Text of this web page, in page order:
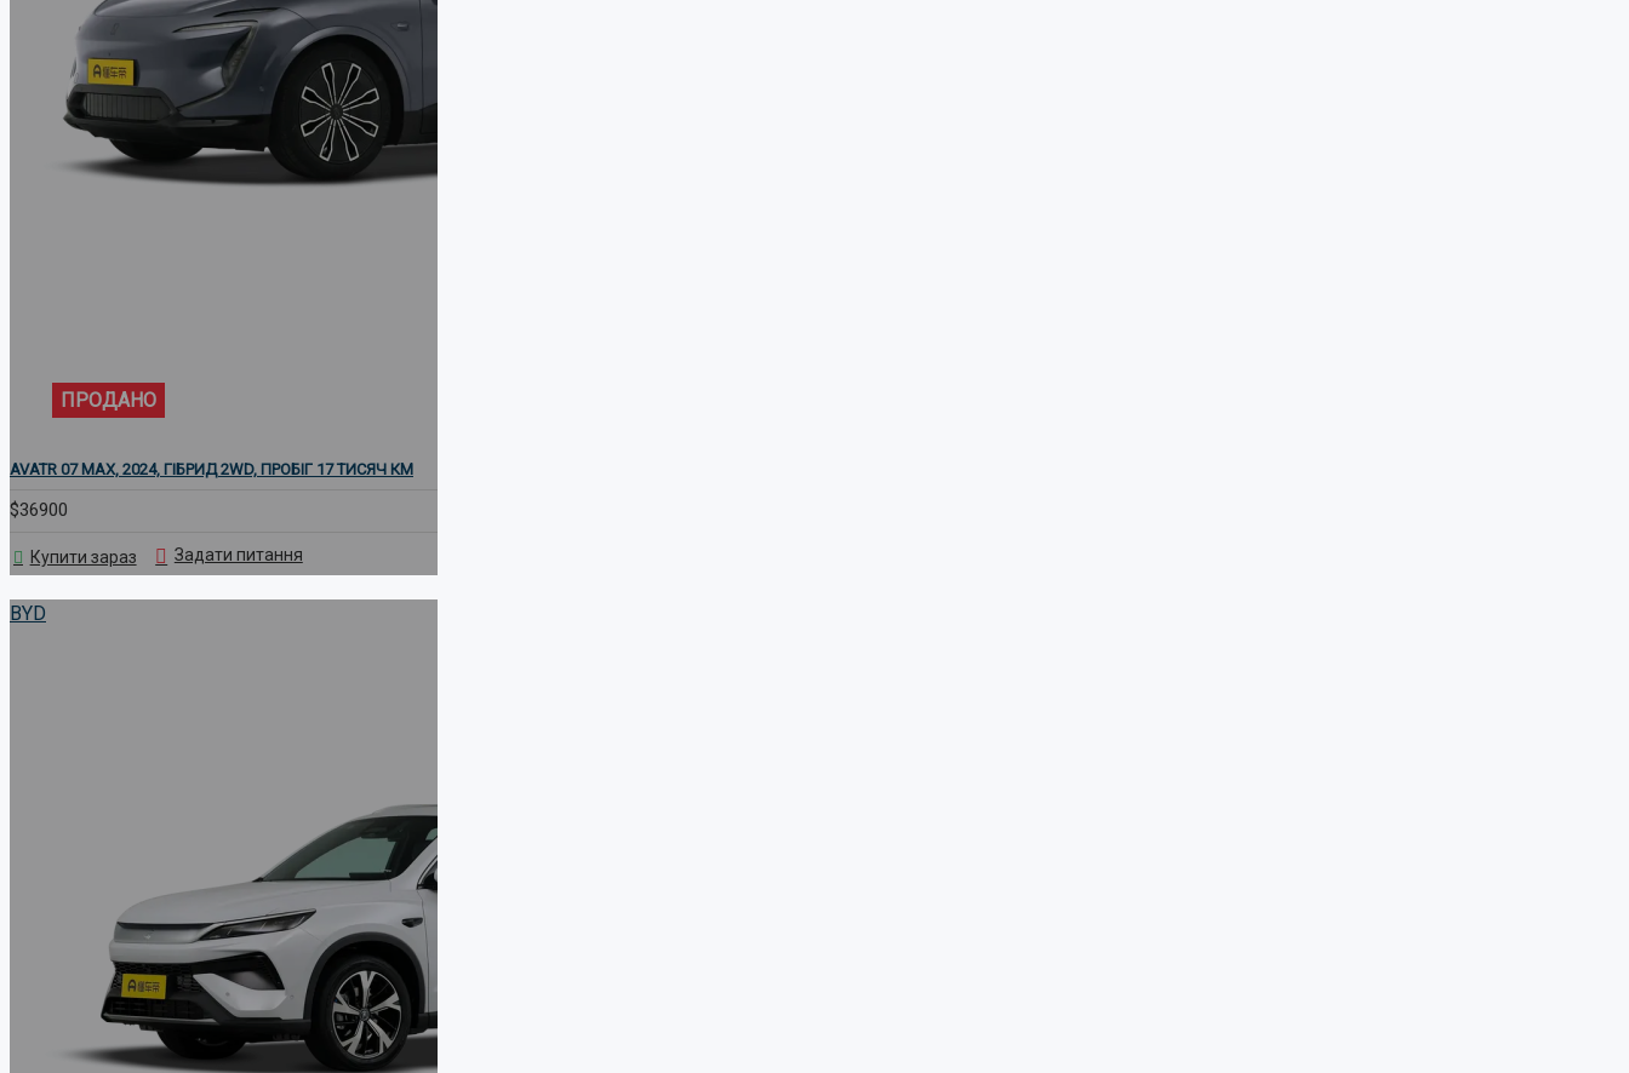
Dongfeng
ПРОДАНО
AVATR 07 MAX, 2024, ГІБРИД 2WD, ПРОБІГ 17 ТИСЯЧ КМ
$36900
Купити зараз Задати питання
BYD
BYD Song Pro DM-i White